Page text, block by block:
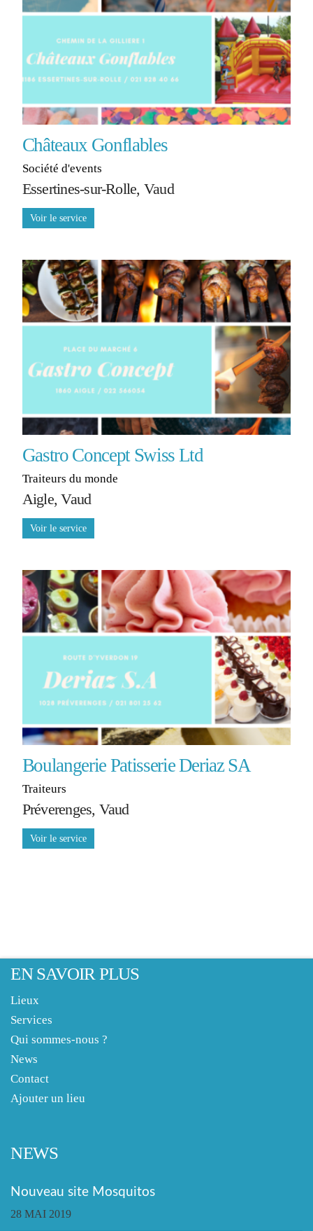
Châteaux Gonflables
Société d'events
Essertines-sur-Rolle, Vaud
Gastro Concept Swiss Ltd
Traiteurs du monde
Aigle, Vaud
Boulangerie Patisserie Deriaz SA
Traiteurs
Préverenges, Vaud
EN SAVOIR PLUS
Lieux
Services
Qui sommes-nous ?
News
Contact
Ajouter un lieu
NEWS
Nouveau site Mosquitos
28 MAI 2019